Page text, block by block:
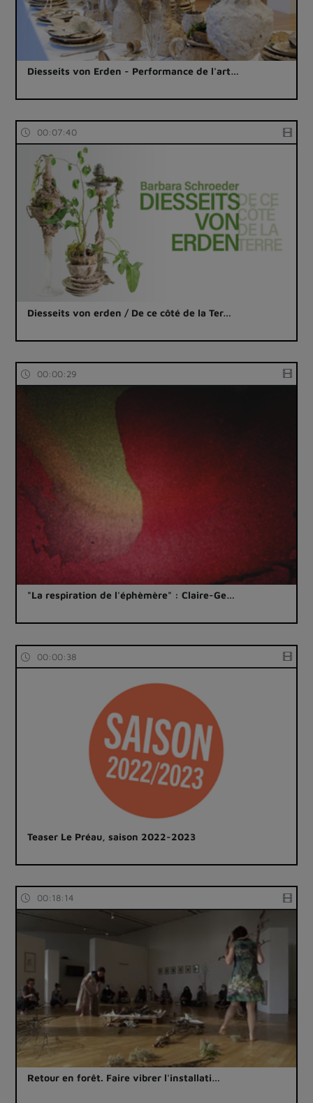
Diesseits von Erden - Performance de l'art…
00:07:40
Diesseits von erden / De ce côté de la Ter…
00:00:29
"La respiration de l'éphèmère" : Claire-Ge…
00:00:38
Teaser Le Préau, saison 2022-2023
00:18:14
Retour en forêt. Faire vibrer l'installati…